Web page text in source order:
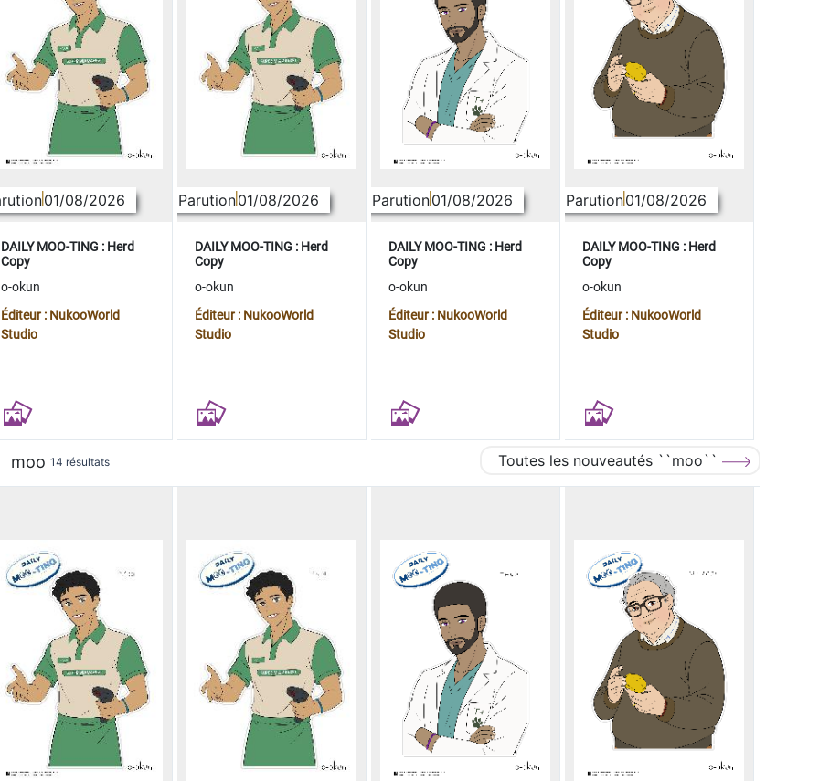
01/08/2026
DAILY MOO-TING : Herd
Copy
o-okun
Éditeur : NukooWorld
Studio
Parution01/08/2026
DAILY MOO-TING : Herd
Copy
o-okun
Éditeur : NukooWorld
Studio
Parution01/08/2026
DAILY MOO-TING : Herd
Copy
o-okun
Éditeur : NukooWorld
Studio
Parution01/08/2026
DAILY MOO-TING : Herd
Copy
o-okun
Éditeur : NukooWorld
Studio
moo 14 résultats Toutes les nouveautés ``moo``